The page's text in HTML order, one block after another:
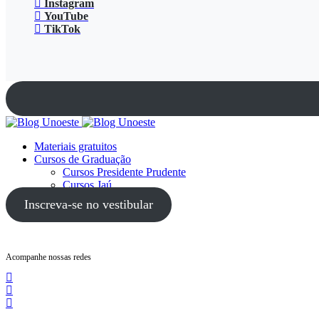
Instagram
YouTube
TikTok
Materiais gratuitos
Cursos de Graduação
Cursos Presidente Prudente
Cursos Jaú
Cursos Guarujá
Inscreva-se no vestibular
Acompanhe nossas redes